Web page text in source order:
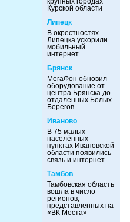
Курской области
Липецк
В окрестностях
Липецка ускорили
мобильный
интернет
Брянск
МегаФон обновил
оборудование от
центра Брянска до
отдаленных Белых
Берегов
Иваново
В 75 малых
населённых
пунктах Ивановской
области появились
связь и интернет
Тамбов
Тамбовская область
вошла в число
регионов,
представленных на
«ВК Места»